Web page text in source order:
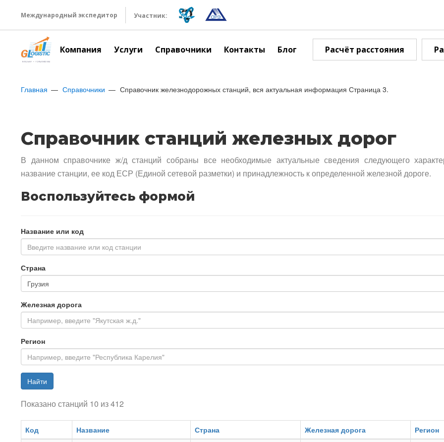
Международный экспедитор Участник:
Компания Услуги Справочники Контакты Блог Расчёт расстояния
Главная Справочники Справочник железнодорожных станций, вся актуальная информация Страница 3.
Справочник станций железных дорог
В данном справочнике ж/д станций собраны все необходимые актуальные сведения следующего
название станции, ее код ЕСР (Единой сетевой разметки) и принадлежность к определенной железной дороге.
Воспользуйтесь формой
Название или код
Введите название или код станции
Страна
Железная дорога
Регион
Найти
Показано станций 10 из 412
Код Название Страна Железная дорога
Регион